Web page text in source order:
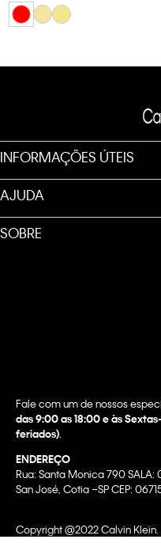
INFORMAÇÕES ÚTEIS
AJUDA
SOBRE
Fale com um de nossos
das 9:00 as 18:00 e às
feriados)
ENDEREÇO
Rua: Santa Monica 790 SALA:
San José, Cotia –SP CEP:
Copyright @2022 Calvin Klein.